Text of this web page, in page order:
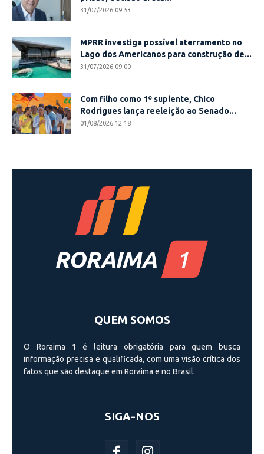
31/07/2026 09:53
MPRR investiga possível aterramento no
Lago dos Americanos para construção de...
31/07/2026 09:00
Com filho como 1º suplente, Chico
Rodrigues lança reeleição ao Senado...
01/08/2026 12:18
QUEM SOMOS
O Roraima 1 é leitura obrigatória para quem busca
informação precisa e qualificada, com uma visão crí­tica dos
fatos que são destaque em Roraima e no Brasil.
SIGA-NOS